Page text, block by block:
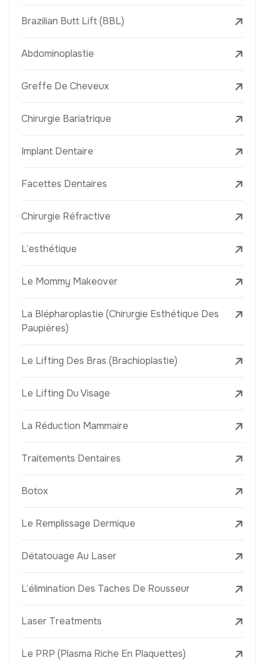
Brazilian Butt Lift (BBL)
Abdominoplastie
Greffe De Cheveux
Chirurgie Bariatrique
Implant Dentaire
Facettes Dentaires
Chirurgie Réfractive
L’esthétique
Le Mommy Makeover
La Blépharoplastie (Chirurgie Esthétique Des
Paupières)
Le Lifting Des Bras (Brachioplastie)
Le Lifting Du Visage
La Réduction Mammaire
Traitements Dentaires
Botox
Le Remplissage Dermique
Détatouage Au Laser
L’élimination Des Taches De Rousseur
Laser Treatments
Le PRP (Plasma Riche En Plaquettes)